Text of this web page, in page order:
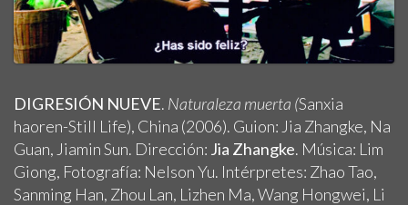
DIGRESIÓN NUEVE. Naturaleza muerta (Sanxia
haoren-Still Life), China (2006). Guion: Jia Zhangke, Na
Guan, Jiamin Sun. Dirección: Jia Zhangke. Música: Lim
Giong, Fotografía: Nelson Yu. Intérpretes: Zhao Tao,
Sanming Han, Zhou Lan, Lizhen Ma, Wang Hongwei, Li